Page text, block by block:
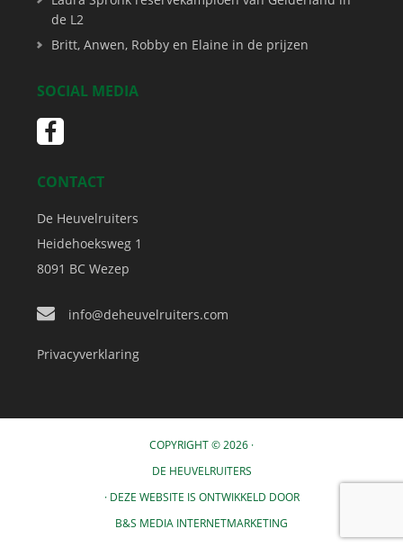
de L2
Britt, Anwen, Robby en Elaine in de prijzen
SOCIAL MEDIA
CONTACT
De Heuvelruiters
Heidehoeksweg 1
8091 BC Wezep
info@deheuvelruiters.com
Privacyverklaring
COPYRIGHT © 2026 ·
DE HEUVELRUITERS
· DEZE WEBSITE IS ONTWIKKELD DOOR
B&S MEDIA INTERNETMARKETING